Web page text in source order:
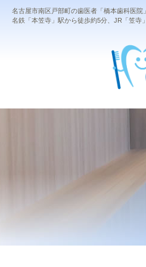
名古屋市南区戸部町の歯医者「橋本歯科医院
名鉄「本笠寺」駅から徒歩約5分、JR「笠寺